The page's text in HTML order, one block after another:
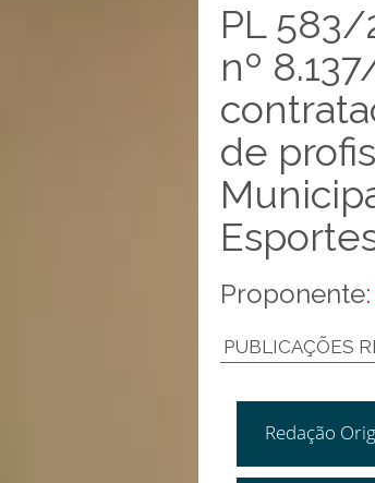
PL 583/
nº
de
Proponente:
PUBLICAÇÕES
Redação